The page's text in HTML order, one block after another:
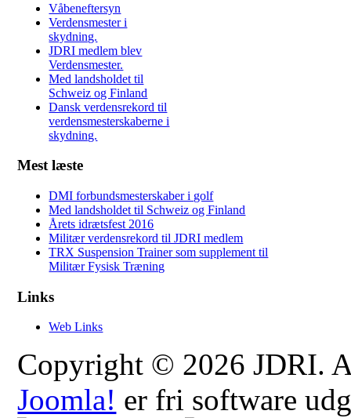
Våbeneftersyn
Verdensmester i
skydning.
JDRI medlem blev
Verdensmester.
Med landsholdet til
Schweiz og Finland
Dansk verdensrekord til
verdensmesterskaberne i
skydning.
Mest læste
DMI forbundsmesterskaber i golf
Med landsholdet til Schweiz og Finland
Årets idrætsfest 2016
Militær verdensrekord til JDRI medlem
TRX Suspension Trainer som supplement til
Militær Fysisk Træning
Links
Web Links
Copyright © 2026 JDRI.
Joomla! er fri software